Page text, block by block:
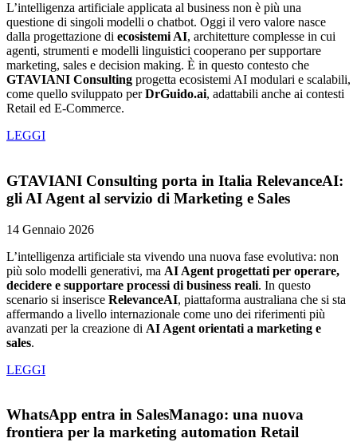
L’intelligenza artificiale applicata al business non è più una
questione di singoli modelli o chatbot. Oggi il vero valore nasce
dalla progettazione di ecosistemi AI, architetture complesse in cui
agenti, strumenti e modelli linguistici cooperano per supportare
marketing, sales e decision making. È in questo contesto che
GTAVIANI Consulting progetta ecosistemi AI modulari e scalabili,
come quello sviluppato perDrGuido.ai, adattabili anche ai contesti
Retail ed E-Commerce.
LEGGI
GTAVIANI Consulting porta in Italia RelevanceAI:
gli AI Agent al servizio di Marketing e Sales
14 Gennaio 2026
L’intelligenza artificiale sta vivendo una nuova fase evolutiva: non
più solo modelli generativi, ma AI Agent progettati per operare,
decidere e supportare processi di business reali. In questo
scenario si inserisce RelevanceAI, piattaforma australiana che si sta
affermando a livello internazionale come uno dei riferimenti più
avanzati per la creazione di AI Agent orientati a marketing e
sales.
LEGGI
WhatsApp entra in SalesManago: una nuova
frontiera per la marketing automation Retail